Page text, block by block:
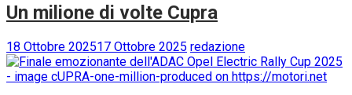
Un milione di volte Cupra
18 Ottobre 202517 Ottobre 2025 redazione